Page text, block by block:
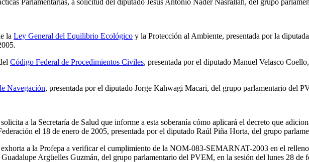
Parlamentarias, a solicitud del diputado Jesús Antonio Nader Nasrallah, del grupo
la Ley General del Equilibrio Ecológico y la Protección al Ambiente, presentada por la
Código Federal de Procedimientos Civiles, presentada por el diputado Manuel Velasco
Navegación, presentada por el diputado Jorge Kahwagi Macari, del grupo parlamentario del
a la Secretaría de Salud que informe a esta soberanía cómo aplicará el decreto que
el 18 de enero de 2005, presentada por el diputado Raúl Piña Horta, del grupo
a la Profepa a verificar el cumplimiento de la NOM-083-SEMARNAT-2003 en el
Argüelles Guzmán, del grupo parlamentario del PVEM, en la sesión del lunes 28 de